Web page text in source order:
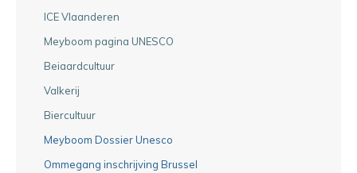
ICE Vlaanderen
Meyboom pagina UNESCO
Beiaardcultuur
Valkerij
Biercultuur
Meyboom Dossier Unesco
Ommegang inschrijving Brussel